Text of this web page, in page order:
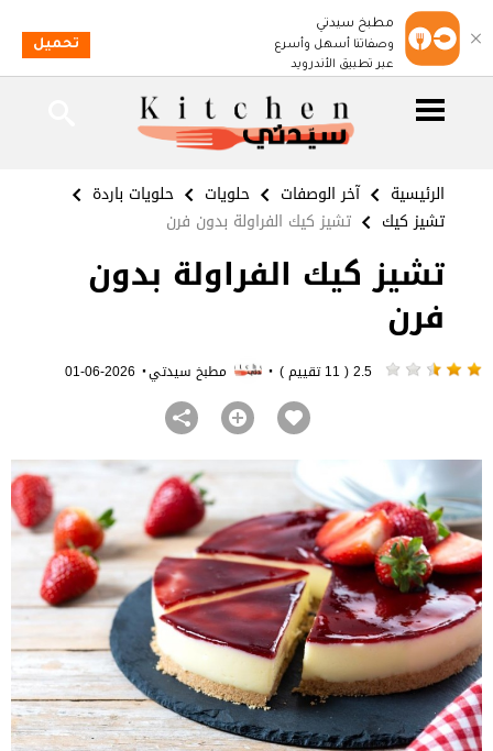
الرئيسية آخر الوصفات حلويات
حلويات باردة
تشيز كيك
تشيز كيك الفراولة بدون فرن
تشيز كيك الفراولة بدون
فرن
· مطبخ سيدتي·
2026-06-01
مطبخ سيدتي
وصفاتنا أسهل وأسرع
عبر تطبيق الأندرويد
تحميل